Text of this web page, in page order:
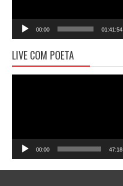
00:00 01:41:54
LIVE COM POETA
00:00 47:18